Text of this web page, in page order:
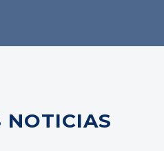
NOTICIAS